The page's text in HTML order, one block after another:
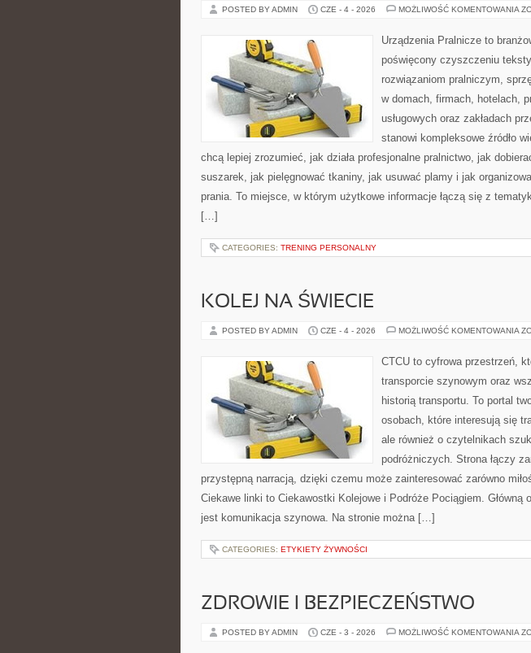
POSTED BY ADMIN CZE - 4 - 2026 MOŻLIWOŚĆ KOMENTOWANIA
Urządzenia Pralnicze to
poświęcony czyszczeniu
rozwiązaniom pralniczym,
w domach, firmach, hotelach,
usługowych oraz zakładach
stanowi kompleksowe źródło
chcą lepiej zrozumieć, jak działa profesjonalne pralnictwo, jak
suszarek, jak pielęgnować tkaniny, jak usuwać plamy i jak
prania. To miejsce, w którym użytkowe informacje łączą się z
[…]
CATEGORIES: TRENING PERSONALNY
KOLEJ NA ŚWIECIE
POSTED BY ADMIN CZE - 4 - 2026 MOŻLIWOŚĆ KOMENTOWANIA
CTCU to cyfrowa przestrzeń,
transporcie szynowym oraz
historią transportu. To portal
osobach, które interesują się
ale również o czytelnikach
podróżniczych. Strona łączy
przystępną narracją, dzięki czemu może zainteresować zarówno
Ciekawe linki to Ciekawostki Kolejowe i Podróże Pociągiem. Główną
jest komunikacja szynowa. Na stronie można […]
CATEGORIES: ETYKIETY ŻYWNOŚCI
ZDROWIE I BEZPIECZEŃSTWO
POSTED BY ADMIN CZE - 3 - 2026 MOŻLIWOŚĆ KOMENTOWANIA